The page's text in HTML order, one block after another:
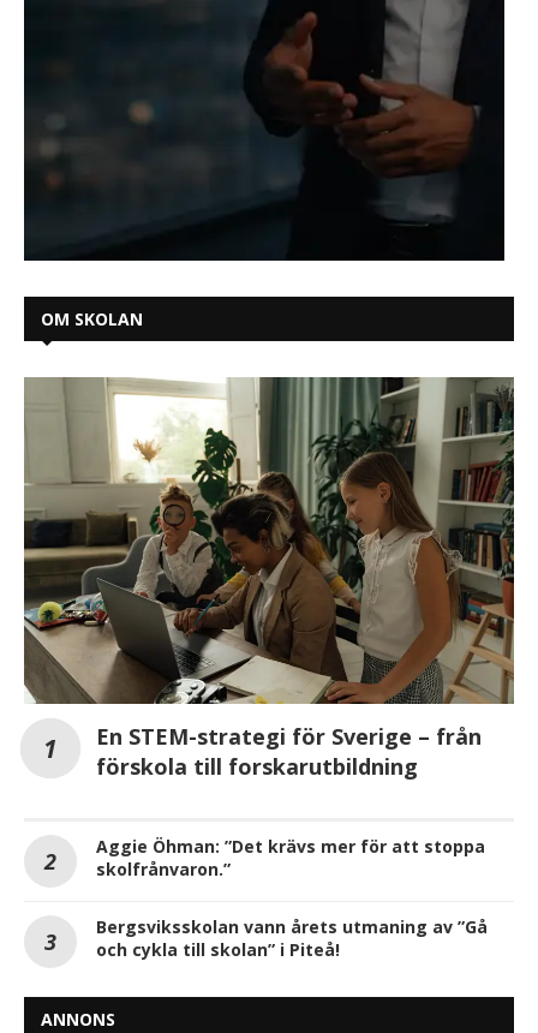
OM SKOLAN
En STEM-strategi för Sverige – från
förskola till forskarutbildning
Aggie Öhman: ”Det krävs mer för att stoppa
skolfrånvaron.”
Bergsviksskolan vann årets utmaning av ”Gå
och cykla till skolan” i Piteå!
ANNONS